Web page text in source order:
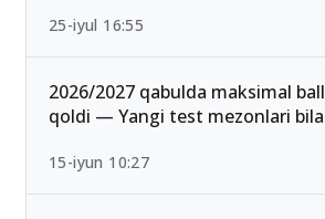
Ichki ishlar vazirligi Akademiyasi
2026 rasman e’lon qilindi
25-iyul 16:55
2026/2027 qabulda maksimal ball
qoldi — Yangi test mezonlari